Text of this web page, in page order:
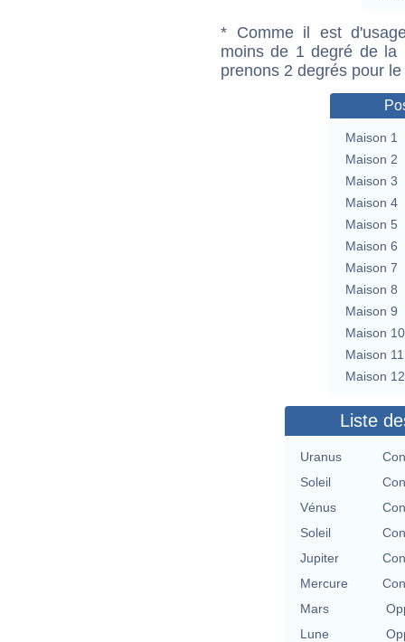
* Comme il est
moins de 1 degré de la
prenons 2 degrés pour
Maison 1
Maison 2
Maison 3
Maison 4
Maison 5
Maison 6
Maison 7
Maison 8
Maison 9
Maison 10
Maison 11
Maison 12
Liste
Uranus
Soleil
Vénus
Soleil
Jupiter
Mercure
Mars
Lune